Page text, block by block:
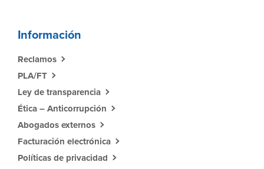
Información
Reclamos
PLA/FT
Ley de transparencia
Ética – Anticorrupción
Abogados externos
Facturación electrónica
Políticas de privacidad